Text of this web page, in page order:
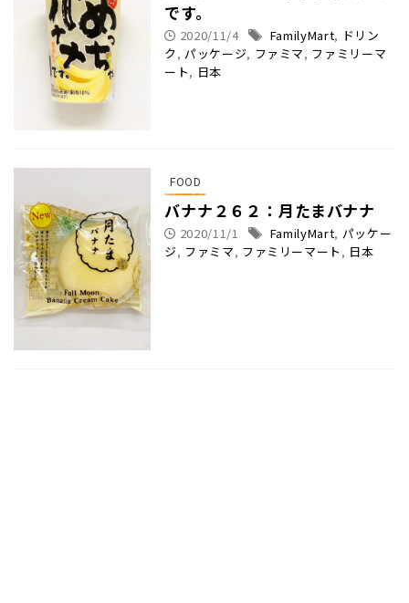
です。
2020/11/4 FamilyMart, ドリン
ク, パッケージ, ファミマ, ファミリーマ
ート, 日本
FOOD
バナナ２６２：月たまバナナ
2020/11/1 FamilyMart, パッケー
ジ, ファミマ, ファミリーマート , 日本